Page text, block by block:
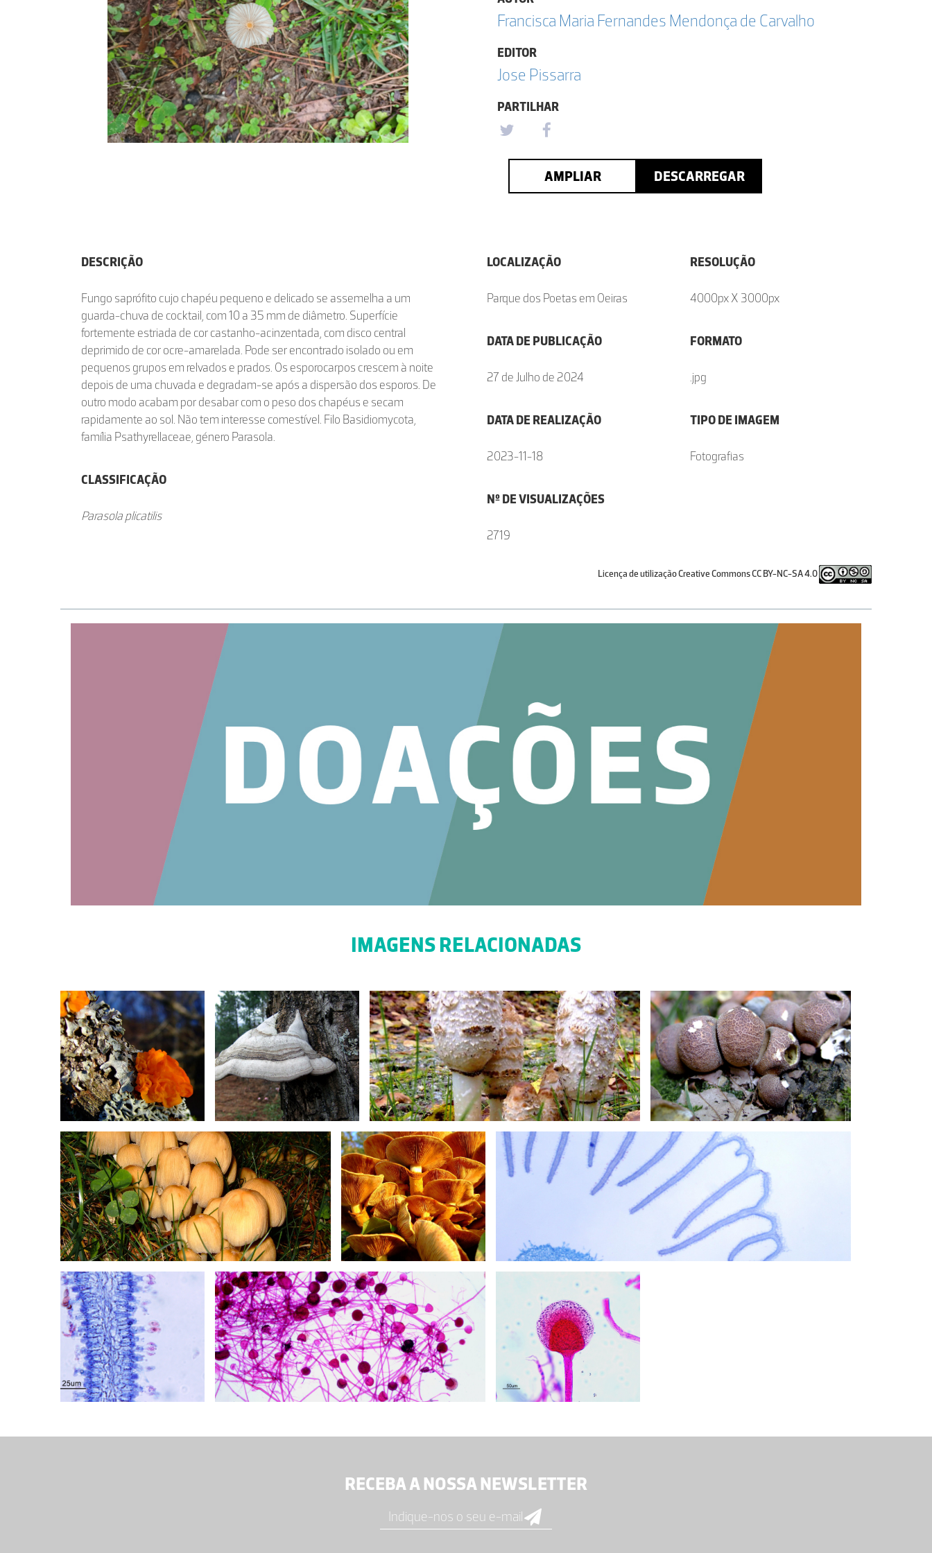
Francisca Maria Fernandes Mendonça de Carvalho
EDITOR
Jose Pissarra
PARTILHAR
AMPLIAR DESCARREGAR
DESCRIÇÃO
Fungo saprófito cujo chapéu pequeno e delicado se assemelha a um
guarda-chuva de cocktail, com 10 a 35 mm de diâmetro. Superfície
fortemente estriada de cor castanho-acinzentada, com disco central
deprimido de cor ocre-amarelada. Pode ser encontrado isolado ou em
pequenos grupos em relvados e prados. Os esporocarpos crescem à noite
depois de uma chuvada e degradam-se após a dispersão dos esporos. De
outro modo acabam por desabar com o peso dos chapéus e secam
rapidamente ao sol. Não tem interesse comestível. Filo Basidiomycota,
família Psathyrellaceae, género Parasola.
CLASSIFICAÇÃO
Parasola plicatilis
LOCALIZAÇÃO
Parque dos Poetas em Oeiras
DATA DE PUBLICAÇÃO
27 de Julho de 2024
DATA DE REALIZAÇÃO
2023-11-18
Nº DE VISUALIZAÇÕES
2719
RESOLUÇÃO
4000px X 3000px
FORMATO
.jpg
TIPO DE IMAGEM
Fotografias
Licença de utilização Creative Commons CC BY-NC-SA 4.0
IMAGENS RELACIONADAS
RECEBA A NOSSA NEWSLETTER